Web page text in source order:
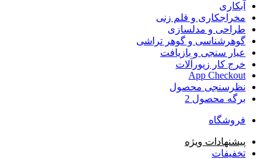
آبکاری
مخراجکاری و قلم زنی
طراحی و مدلسازی
گوهرشناسی و گوهر تراشی
عیار سنجی و بازیافت
خرج کار زیورآلات
App Checkout
نظرسنجی محصول
برگه محصول 2
فروشگاه
پیشنهادات ویژه
تخفیفات